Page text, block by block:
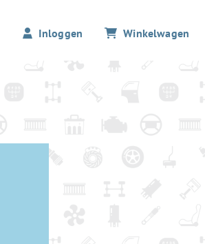
Inloggen Winkelwagen